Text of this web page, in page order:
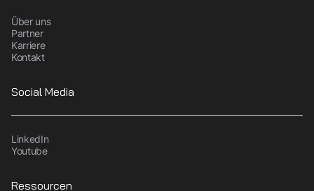
Über uns
Partner
Karriere
Kontakt
Social Media
LinkedIn
Youtube
Ressourcen